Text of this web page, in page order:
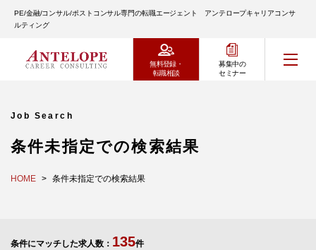
PE/金融/コンサル/ポストコンサル専門の転職エージェント アンテロープキャリアコンサ
ルティング
無料登録・
転職相談
募集中の
セミナー
Job Search
条件未指定での検索結果
HOME 条件未指定での検索結果
条件にマッチした求人数： 135件